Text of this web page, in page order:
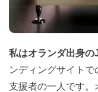
私はオランダ出身
ンディングサイト
支援者の一人です。